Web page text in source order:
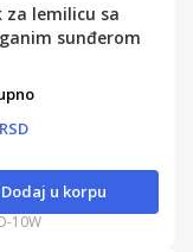
za lemilicu sa
sunđerom
Dodaj u korpu
10W